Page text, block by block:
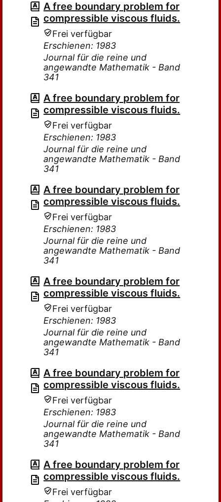
A free boundary problem for
compressible viscous fluids.
Frei verfügbar
Erschienen: 1983
Journal für die reine und
angewandte Mathematik - Band
341
A free boundary problem for
compressible viscous fluids.
Frei verfügbar
Erschienen: 1983
Journal für die reine und
angewandte Mathematik - Band
341
A free boundary problem for
compressible viscous fluids.
Frei verfügbar
Erschienen: 1983
Journal für die reine und
angewandte Mathematik - Band
341
A free boundary problem for
compressible viscous fluids.
Frei verfügbar
Erschienen: 1983
Journal für die reine und
angewandte Mathematik - Band
341
A free boundary problem for
compressible viscous fluids.
Frei verfügbar
Erschienen: 1983
Journal für die reine und
angewandte Mathematik - Band
341
A free boundary problem for
compressible viscous fluids.
Frei verfügbar